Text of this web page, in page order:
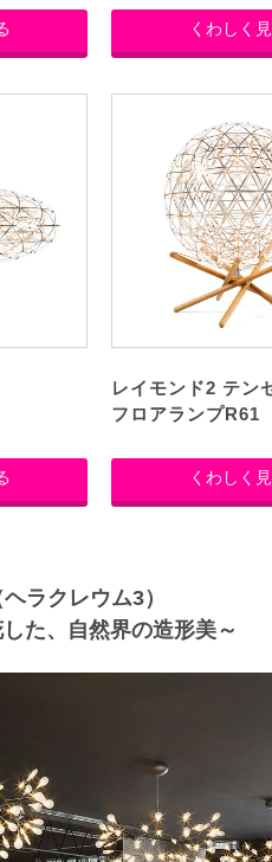
くわしく
レイモンド2 テン
フロアランプR61
くわしく
ラクレウム3）
た、自然界の造形美～